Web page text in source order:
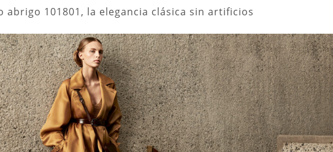
abrigo 101801, la elegancia clásica sin artificios